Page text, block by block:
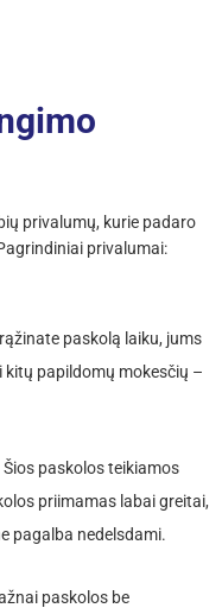
privalumų, kurie padaro
privalumai:
paskolą laiku, jums
kitų papildomų mokesčių –
Šios paskolos teikiamos
priimamas labai greitai,
pagalba nedelsdami.
paskolos be